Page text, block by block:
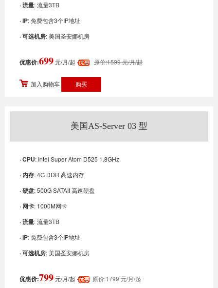
· 流量: 流量3TB
· IP: 免费包含3个IP地址
· 可选机房: 美国圣安娜机房
优惠价:699元/月/起 原价:1599 元/月/起
加入购物车
美国AS-Server 03 型
· CPU: Intel Super Atom D525 1.8GHz
· 内存: 4G DDR 高速内存
· 硬盘: 500G SATAII 高速硬盘
· 网卡: 1000M网卡
· 流量: 流量3TB
· IP: 免费包含3个IP地址
· 可选机房: 美国圣安娜机房
优惠价:799元/月/起 原价:1799 元/月/起